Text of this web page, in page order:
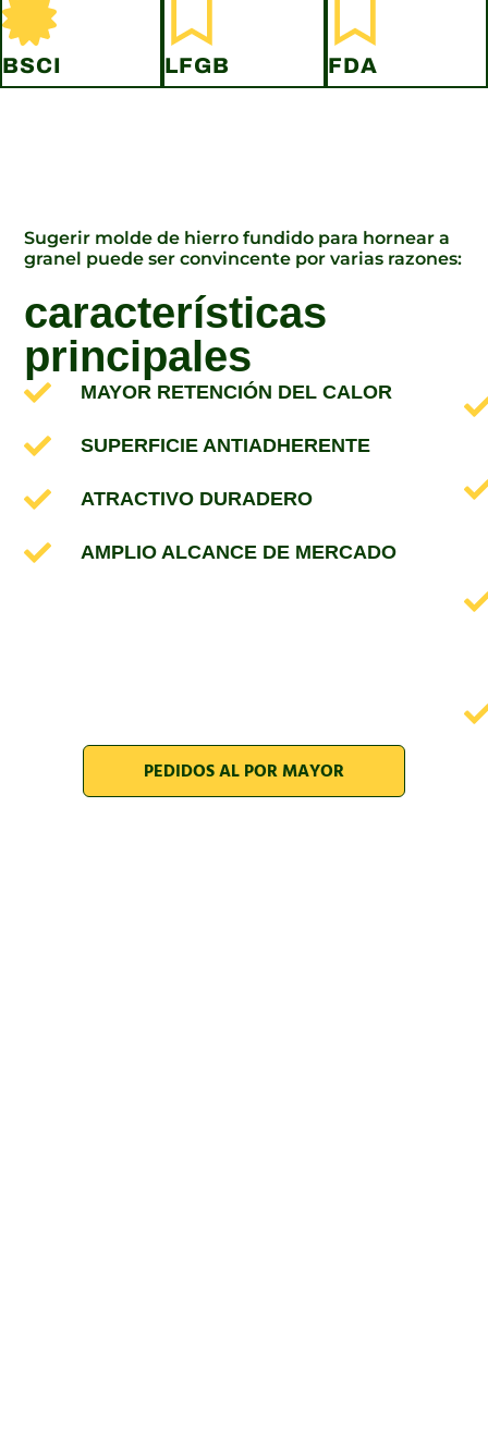
BSCI LFGB FDA
Sugerir molde de hierro fundido para hornear a
granel puede ser convincente por varias razones:
características
principales
MAYOR RETENCIÓN DEL CALOR
SUPERFICIE ANTIADHERENTE
ATRACTIVO DURADERO
AMPLIO ALCANCE DE MERCADO
PEDIDOS AL POR MAYOR